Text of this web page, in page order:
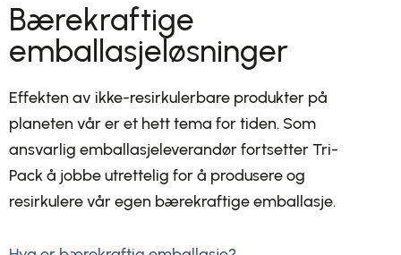
Bærekraftige
emballasjeløsninger
Effekten av ikke-resirkulerbare produkter på
planeten vår er et hett tema for tiden. Som
ansvarlig emballasjeleverandør fortsetter Tri-
Pack å jobbe utrettelig for å produsere og
resirkulere vår egen bærekraftige emballasje.